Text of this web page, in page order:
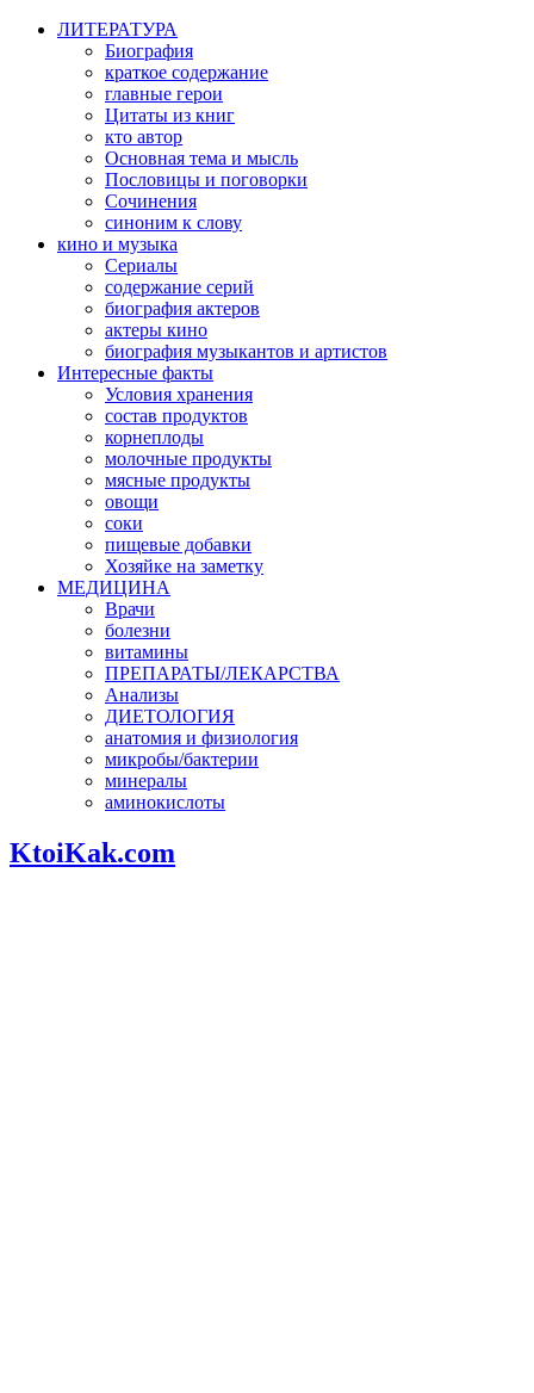
ЛИТЕРАТУРА
Биография
краткое содержание
главные герои
Цитаты из книг
кто автор
Основная тема и мысль
Пословицы и поговорки
Сочинения
синоним к слову
кино и музыка
Сериалы
содержание серий
биография актеров
актеры кино
биография музыкантов и артистов
Интересные факты
Условия хранения
состав продуктов
корнеплоды
молочные продукты
мясные продукты
овощи
соки
пищевые добавки
Хозяйке на заметку
МЕДИЦИНА
Врачи
болезни
витамины
ПРЕПАРАТЫ/ЛЕКАРСТВА
Анализы
ДИЕТОЛОГИЯ
анатомия и физиология
микробы/бактерии
минералы
аминокислоты
KtoiKak.com